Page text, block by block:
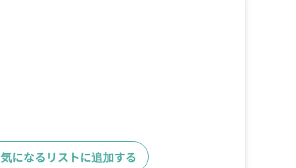
気になるリストに追加する